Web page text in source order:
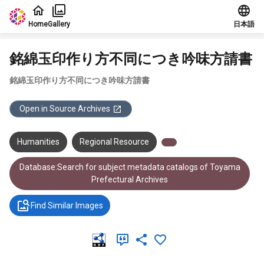
Jump to main content
HomeGallery 日本語
銘綿玉印作り方不同につき吟味方請書
銘綿玉印作り方不同につき吟味方請書
Open in Source Archives
Humanities Regional Resource
Database:Search for subject metadata catalogs of Toyama
Prefectural Archives
Find Similar Images